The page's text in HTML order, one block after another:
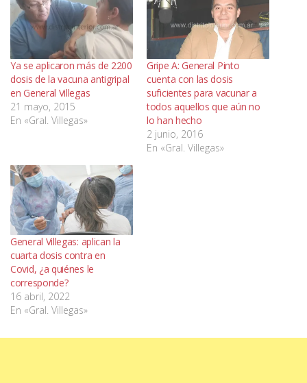
Ya se aplicaron más de 2200
dosis de la vacuna antigripal
en General Villegas
21 mayo, 2015
En «Gral. Villegas»
Gripe A: General Pinto
cuenta con las dosis
suficientes para vacunar a
todos aquellos que aún no
lo han hecho
2 junio, 2016
En «Gral. Villegas»
General Villegas: aplican la
cuarta dosis contra en
Covid, ¿a quiénes le
corresponde?
16 abril, 2022
En «Gral. Villegas»